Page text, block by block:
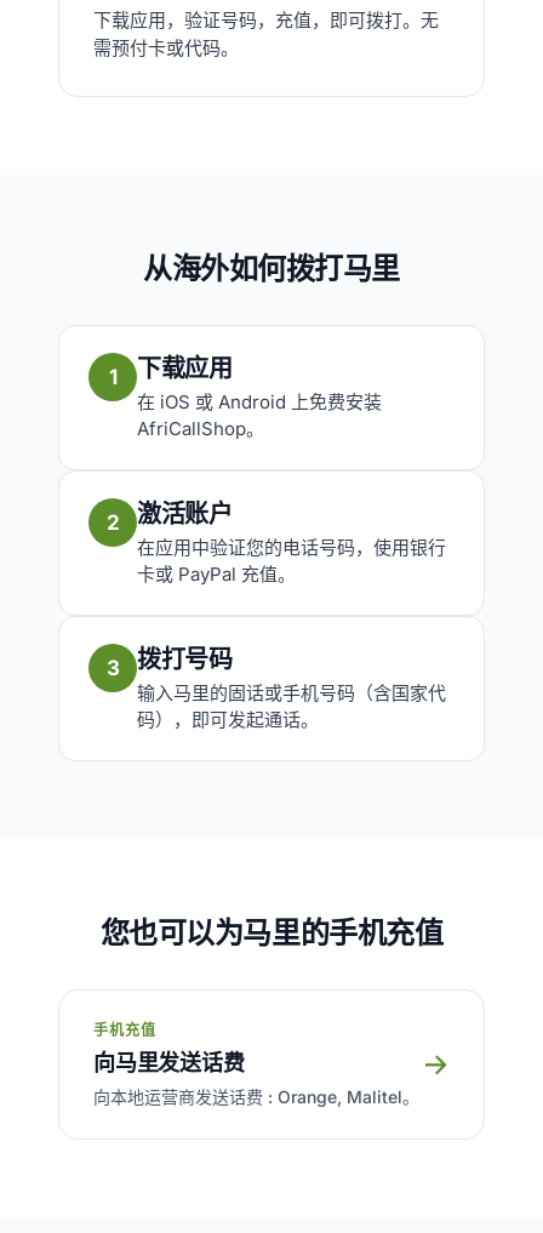
下载应用，验证号码，充值，即可拨打。无
需预付卡或代码。
从海外如何拨打马里
1 下载应用
在 iOS 或 Android 上免费安装
AfriCallShop。
2 激活账户
在应用中验证您的电话号码，使用银行
卡或 PayPal 充值。
3 拨打号码
输入马里的固话或手机号码（含国家代
码），即可发起通话。
您也可以为马里的手机充值
手机充值
向马里发送话费
向本地运营商发送话费 : Orange, Malitel。
→